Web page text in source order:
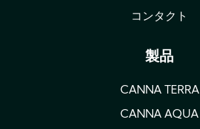
コンタクト
製品
CANNA TERRA
CANNA AQUA